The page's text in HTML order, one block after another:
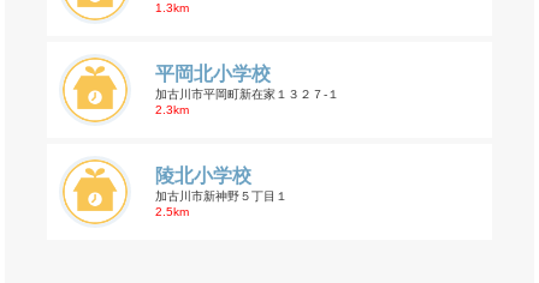
1.3km
平岡北小学校
加古川市平岡町新在家１３２７-１
2.3km
陵北小学校
加古川市新神野５丁目１
2.5km